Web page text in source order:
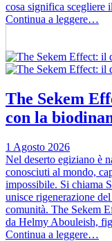
cosa significa
Continua a leggere…
The Sekem
con la
1 Agosto 2026
Nel deserto egiziano è
conosciuti al mondo,
impossibile. Si chiama
unisce rigenerazione
comunità. The Sekem
da Helmy Abouleish,
Continua a leggere…